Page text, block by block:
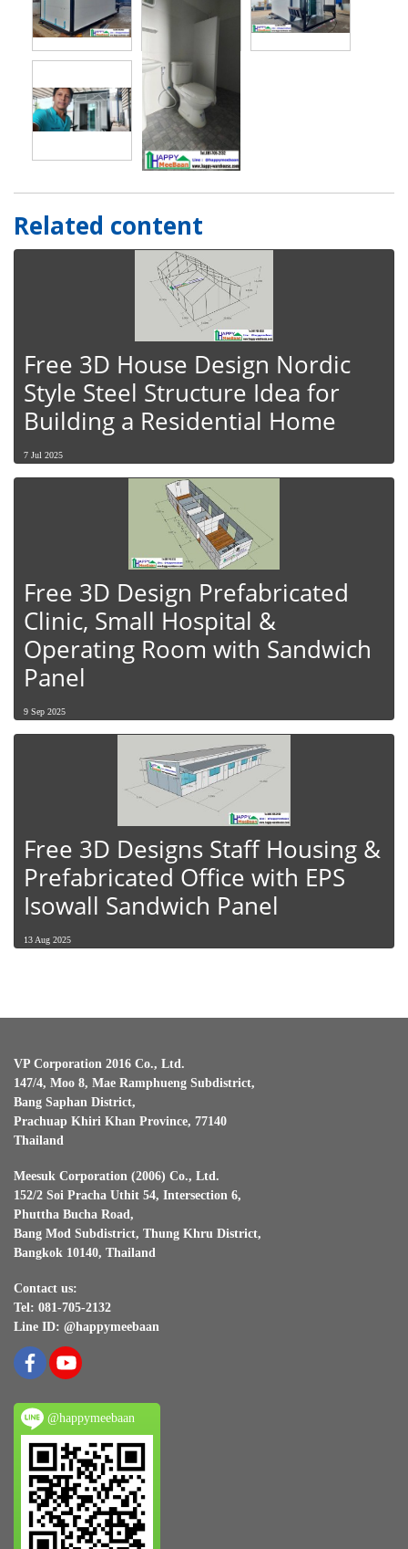
Related content
Free 3D House Design Nordic
Style Steel Structure Idea for
Building a Residential Home
7 Jul 2025
Free 3D Design Prefabricated
Clinic, Small Hospital &
Operating Room with Sandwich
Panel
9 Sep 2025
Free 3D Designs Staff Housing &
Prefabricated Office with EPS
Isowall Sandwich Panel
13 Aug 2025
VP Corporation 2016 Co., Ltd.
147/4, Moo 8, Mae Ramphueng Subdistrict,
Bang Saphan District,
Prachuap Khiri Khan Province, 77140
Thailand
Meesuk Corporation (2006) Co., Ltd.
152/2 Soi Pracha Uthit 54, Intersection 6,
Phuttha Bucha Road,
Bang Mod Subdistrict, Thung Khru District,
Bangkok 10140, Thailand
Contact us:
Tel: 081-705-2132
Line ID: @happymeebaan
@happymeebaan